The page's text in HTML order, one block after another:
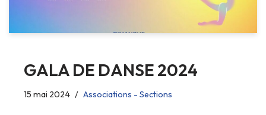
GALA DE DANSE 2024
15 mai 2024 Associations - Sections